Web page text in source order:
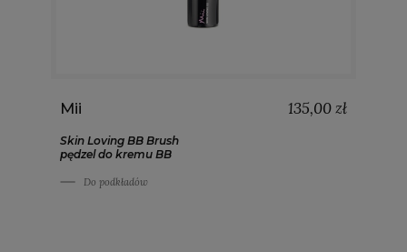
Mii
Skin Loving BB Brush
pędzel do kremu BB
Do podkładów
135,00 zł